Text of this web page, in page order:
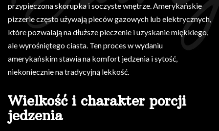
przypieczona skorupka i soczyste wnętrze. Amerykańskie
pizzerie często używają pieców gazowych lub elektrycznych,
które pozwalają na dłuższe pieczenie i uzyskanie miękkiego,
ale wyrośniętego ciasta. Ten proces w wydaniu
amerykańskim stawia na komfort jedzenia i sytość,
niekoniecznie na tradycyjną lekkość.
Wielkość i charakter porcji
jedzenia